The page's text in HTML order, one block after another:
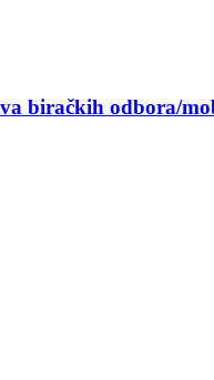
biračkih odbora/